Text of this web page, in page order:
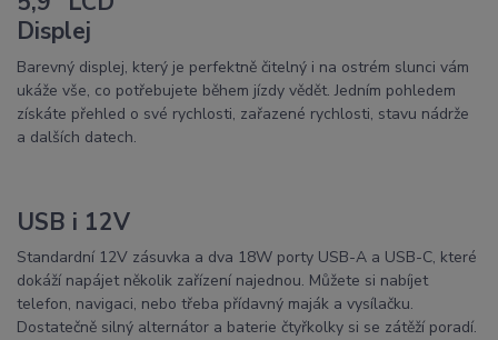
Displej
Barevný displej, který je perfektně čitelný i na ostrém slunci vám
ukáže vše, co potřebujete během jízdy vědět. Jedním pohledem
získáte přehled o své rychlosti, zařazené rychlosti, stavu nádrže
a dalších datech.
USB i 12V
Standardní 12V zásuvka a dva 18W porty USB-A a USB-C, které
dokáží napájet několik zařízení najednou. Můžete si nabíjet
telefon, navigaci, nebo třeba přídavný maják a vysílačku.
Dostatečně silný alternátor a baterie čtyřkolky si se zátěží poradí.